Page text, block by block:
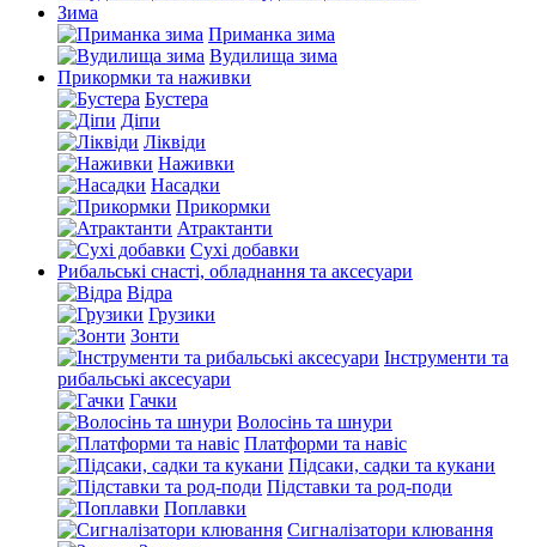
Зима
Приманка зима
Вудилища зима
Прикормки та наживки
Бустера
Діпи
Ліквіди
Наживки
Насадки
Прикормки
Атрактанти
Сухі добавки
Рибальські снасті, обладнання та аксесуари
Відра
Грузики
Зонти
Інструменти та
рибальські аксесуари
Гачки
Волосінь та шнури
Платформи та навіс
Підсаки, садки та кукани
Підставки та род-поди
Поплавки
Сигналізатори клювання